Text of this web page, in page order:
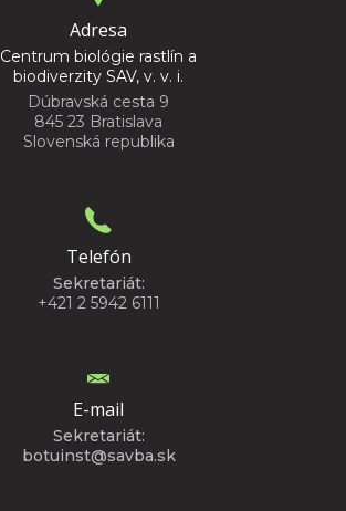
Adresa
Centrum biológie rastlín a
biodiverzity SAV, v. v. i.
Dúbravská cesta 9
845 23 Bratislava
Slovenská republika
Telefón
Sekretariát:
+421 2 5942 6111
E-mail
Sekretariát:
botuinst@savba.sk